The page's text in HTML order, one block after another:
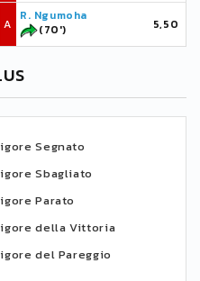
A
R. Ngumoha
(70')
5,50
Segnato
Sbagliato
Parato
della Vittoria
del Pareggio